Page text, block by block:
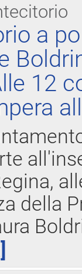
a
12
della